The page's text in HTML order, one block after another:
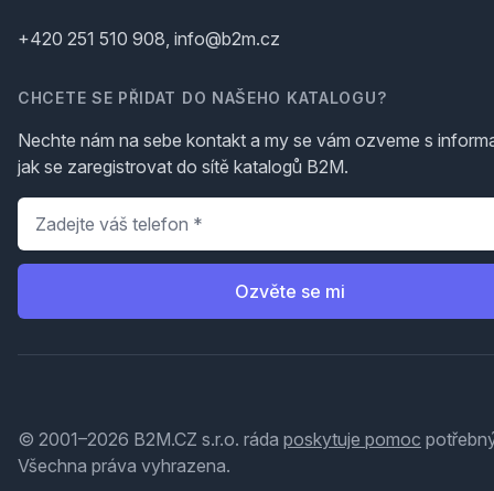
+420 251 510 908, info@b2m.cz
CHCETE SE PŘIDAT DO NAŠEHO KATALOGU?
Nechte nám na sebe kontakt a my se vám ozveme s
jak se zaregistrovat do sítě katalogů B2M.
Telefon
Ozvěte se mi
© 2001–2026 B2M.CZ s.r.o. ráda poskytuje pomoc
Všechna práva vyhrazena.